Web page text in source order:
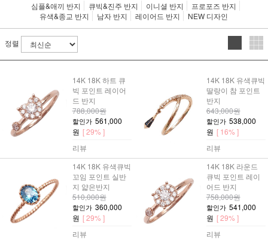
심플&애끼 반지 큐빅&진주 반지 이니셜 반지
프로포즈 반지
유색&종교 반지
남자 반지 레이어드 반지 NEW 디자인
정렬
14K 18K 하트 큐
빅 포인트 레이어
드 반지
788,000원
할인가 561,000
원 [ 29% ]
리뷰
14K 18K 유색큐빅
딸랑이 참 포인트
반지
643,000원
할인가 538,000
원 [ 16% ]
리뷰
14K 18K 유색큐빅
꼬임 포인트 실반
지 얇은반지
510,000원
할인가 360,000
원 [ 29% ]
리뷰
14K 18K 라운드
큐빅 포인트 레이
어드 반지
758,000원
할인가 541,000
원 [ 29% ]
리뷰